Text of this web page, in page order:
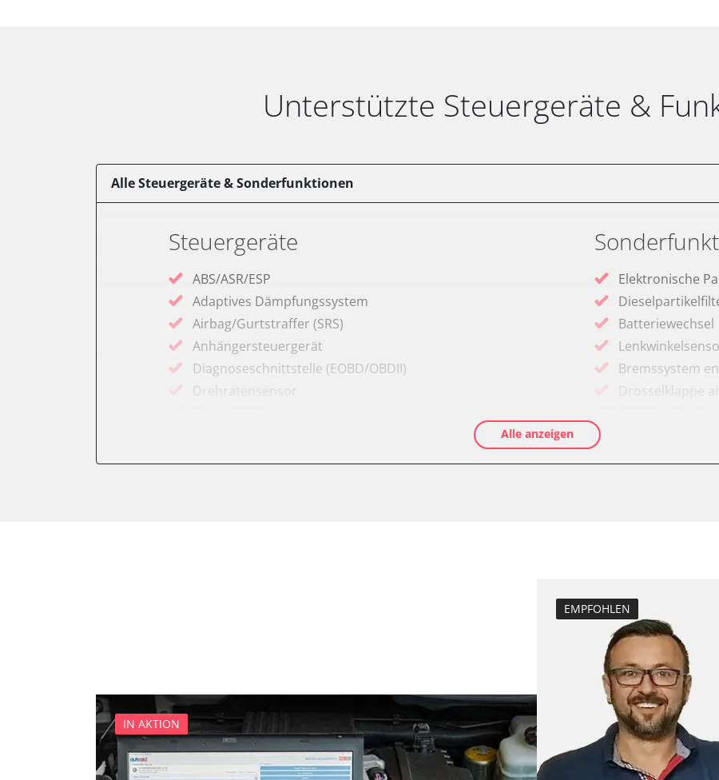
Unterstützte Steuergeräte &
Alle Steuergeräte & Sonderfunktionen
Steuergeräte
ABS/ASR/ESP
Adaptives Dämpfungssystem
Airbag/Gurtstraffer (SRS)
Anhängersteuergerät
Diagnoseschnittstelle (EOBD/OBDII)
Drehratensensor
Kombiinstrument
Kraftstoffpumpe
Lenkradwinkel-Sensor
Lenksäuleneinheit
Elektronische
Batteriewechsel
Bremssystem
Drosselklappe
Differenzdruck
Elektronische
ESP test
Funktionstest
Grundeinstellung
Injektor
Injektoren
Alle anzeigen
IN AKTION
EMPFOHLEN